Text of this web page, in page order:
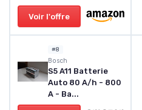
Voir l'offre
#8
Bosch
S5 A11 Batterie
Auto 80 A/h - 800
A - Ba...